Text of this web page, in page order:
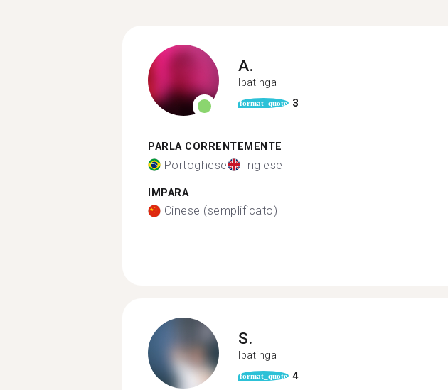
A.
Ipatinga
format_quote 3
PARLA CORRENTEMENTE
Portoghese Inglese
IMPARA
Cinese (semplificato)
S.
Ipatinga
format_quote 4